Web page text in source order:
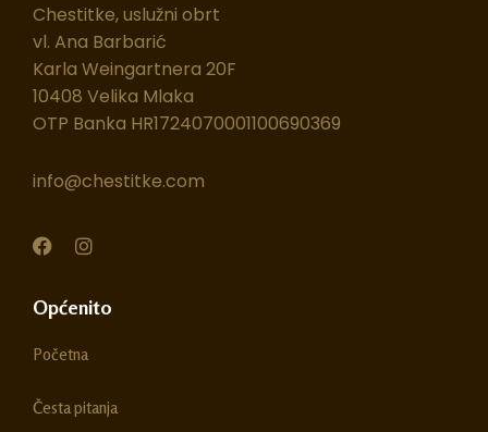
Chestitke, uslužni obrt
vl. Ana Barbarić
Karla Weingartnera 20F
10408 Velika Mlaka
OTP Banka HR1724070001100690369
info@chestitke.com
F
e
b
o
I
t
r
m
Općenito
Početna
Česta pitanja